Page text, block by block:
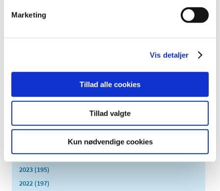
Marketing
Vis detaljer
Tillad alle cookies
Tillad valgte
Kun nødvendige cookies
Stærkere rolle til EMA i EU’s kriseberedskab for
håndtering af lægemidler og medicinsk udstyr
|2. marts 2022|
Første marts træder den nye EU-forordning i kraft, som
Alle (2506)
2026 (84)
2024 (224)
2023 (195)
2022 (197)